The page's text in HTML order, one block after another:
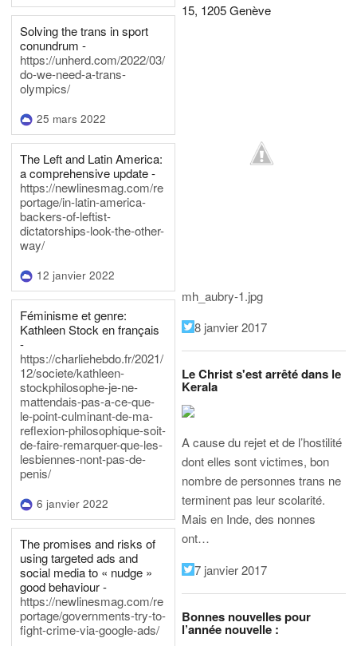
Solving the trans in sport
conundrum -
https://unherd.com/2022/03/
do-we-need-a-trans-
olympics/
25 mars 2022
The Left and Latin America:
a comprehensive update -
https://newlinesmag.com/re
portage/in-latin-america-
backers-of-leftist-
dictatorships-look-the-other-
way/
12 janvier 2022
Féminisme et genre:
Kathleen Stock en français
-
https://charliehebdo.fr/2021/
12/societe/kathleen-
stockphilosophe-je-ne-
mattendais-pas-a-ce-que-
le-point-culminant-de-ma-
reflexion-philosophique-soit-
de-faire-remarquer-que-les-
lesbiennes-nont-pas-de-
penis/
6 janvier 2022
The promises and risks of
using targeted ads and
social media to « nudge »
good behaviour -
https://newlinesmag.com/re
portage/governments-try-to-
fight-crime-via-google-ads/
15, 1205 Genève
mh_aubry-1.jpg
8 janvier 2017
Le Christ s'est arrêté dans le
Kerala
A cause du rejet et de l’hostilité
dont elles sont victimes, bon
nombre de personnes trans ne
terminent pas leur scolarité.
Mais en Inde, des nonnes
ont…
7 janvier 2017
Bonnes nouvelles pour
l’année nouvelle :